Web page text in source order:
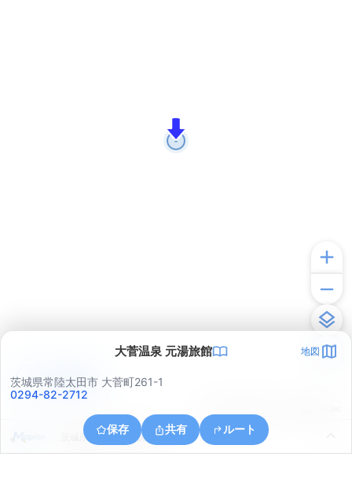
大菅温泉 元湯旅館 地図
茨城県常陸太田市 大菅町261-1
0294-82-2712
保存 共有 ルート
茨城県日立市下深荻町
アプリで見る